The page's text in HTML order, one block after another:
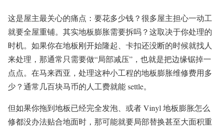
这是屋主最关心的痛点：要花多少钱？很多屋主担心一动工
就要全屋重铺。其实地板膨胀需要拆吗？这取决于你处理的
时机。如果你在地板刚开始隆起、卡扣还没断的时候就找人
来处理，那通常只需要做“局部减压”，也就是把边缘锯掉一
点点。在马来西亚，处理这种小工程的地板膨胀维修费用多
少？通常几百块马币的人工费就能 settle。
但如果你拖到地板已经完全发泡、或者 Vinyl 地板膨胀怎么
修都没办法贴合地面时，那可能就要局部替换甚至大面积重